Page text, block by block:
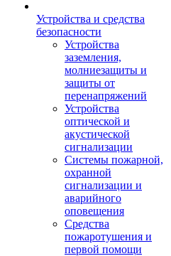
Устройства и средства
безопасности
Устройства
заземления,
молниезащиты и
защиты от
перенапряжений
Устройства
оптической и
акустической
сигнализации
Системы пожарной,
охранной
сигнализации и
аварийного
оповещения
Средства
пожаротушения и
первой помощи